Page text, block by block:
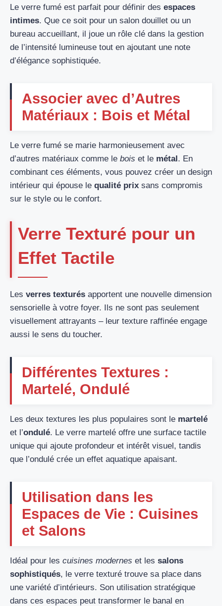
Le verre fumé est parfait pour définir des espaces
intimes. Que ce soit pour un salon douillet ou un
bureau accueillant, il joue un rôle clé dans la gestion
de l’intensité lumineuse tout en ajoutant une note
d’élégance sophistiquée.
Associer avec d’Autres
Matériaux : Bois et Métal
Le verre fumé se marie harmonieusement avec
d’autres matériaux comme le bois et le métal. En
combinant ces éléments, vous pouvez créer un design
intérieur qui épouse le qualité prix sans compromis
sur le style ou le confort.
Verre Texturé pour un
Effet Tactile
Les verres texturés apportent une nouvelle dimension
sensorielle à votre foyer. Ils ne sont pas seulement
visuellement attrayants – leur texture raffinée engage
aussi le sens du toucher.
Différentes Textures :
Martelé, Ondulé
Les deux textures les plus populaires sont le martelé
et l’ondulé. Le verre martelé offre une surface tactile
unique qui ajoute profondeur et intérêt visuel, tandis
que l’ondulé crée un effet aquatique apaisant.
Utilisation dans les
Espaces de Vie : Cuisines
et Salons
Idéal pour les cuisines modernes et les salons
sophistiqués, le verre texturé trouve sa place dans
une variété d’intérieurs. Son utilisation stratégique
dans ces espaces peut transformer le banal en